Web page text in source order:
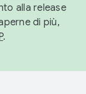
alla release
di più,
.